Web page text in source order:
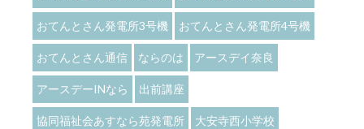
おてんとさん発電所3号機 おてんとさん発電所4号機
おてんとさん通信 ならのは アースデイ奈良
アースデーINなら 出前講座
協同福祉会あすなら苑発電所 大安寺西小学校